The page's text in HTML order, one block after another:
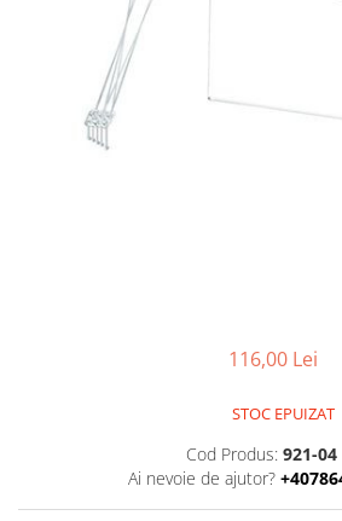
116,00 Lei
STOC EPUIZAT
Cod Produs: 921-04
Ai nevoie de ajutor?